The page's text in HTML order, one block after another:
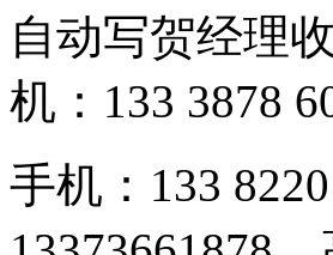
自动写贺经理
机：133 3878
手机：133